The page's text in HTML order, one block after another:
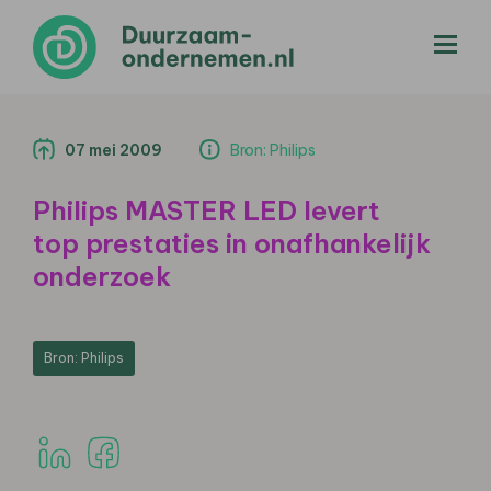
07 mei 2009 Bron: Philips
Philips MASTER LED levert
top prestaties in onafhankelijk
onderzoek
Bron: Philips